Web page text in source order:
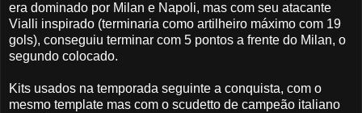
era dominado por Milan e Napoli, mas com seu atacante
Vialli inspirado (terminaria como artilheiro máximo com 19
gols), conseguiu terminar com 5 pontos a frente do Milan, o
segundo colocado.
Kits usados na temporada seguinte a conquista, com o
mesmo template mas com o scudetto de campeão italiano